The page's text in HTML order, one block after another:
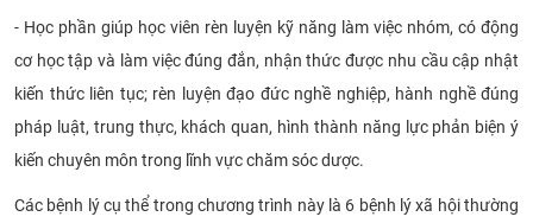
- Học phần giúp học viên rèn luyện kỹ năng làm việc nhóm, có động
cơ học tập và làm việc đúng đắn, nhận thức được nhu cầu cập nhật
kiến thức liên tục; rèn luyện đạo đức nghề nghiệp, hành nghề đúng
pháp luật, trung thực, khách quan, hình thành năng lực phản biện ý
kiến chuyên môn trong lĩnh vực chăm sóc dược.
Các bệnh lý cụ thể trong chương trình này là 6 bệnh lý xã hội thường